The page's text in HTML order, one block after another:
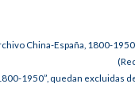
China-España, 1800-
1950”, quedan